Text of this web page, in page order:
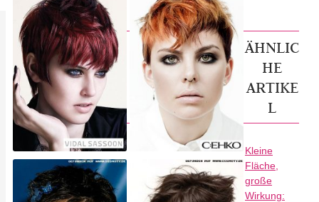
ÄHNLIC
HE
ARTIKE
L
Kleine
Fläche,
große
Wirkung: